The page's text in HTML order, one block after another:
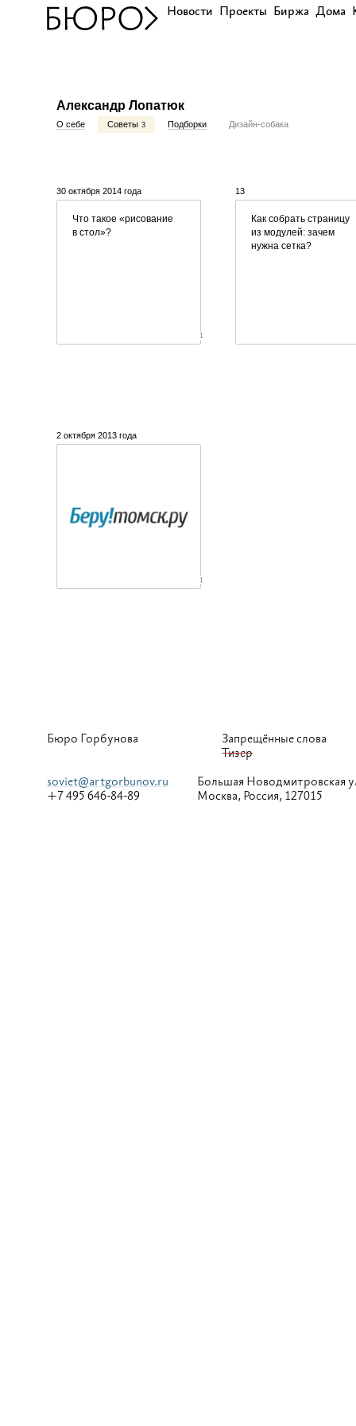
Новости Проекты Биржа Дома
Александр Лопатюк
О себе Советы 3 Подборки Дизайн-собака
30 октября 2014 года
Что такое «рисование
в стол»?
1
13
Как собрать страницу
из модулей: зачем
нужна сетка?
2 октября 2013 года
1
Бюро Горбунова
Запрещённые слова
Тизер
soviet@artgorbunov.ru
+7 495 646-84-89
Большая Новодмитровская
Москва, Россия, 127015